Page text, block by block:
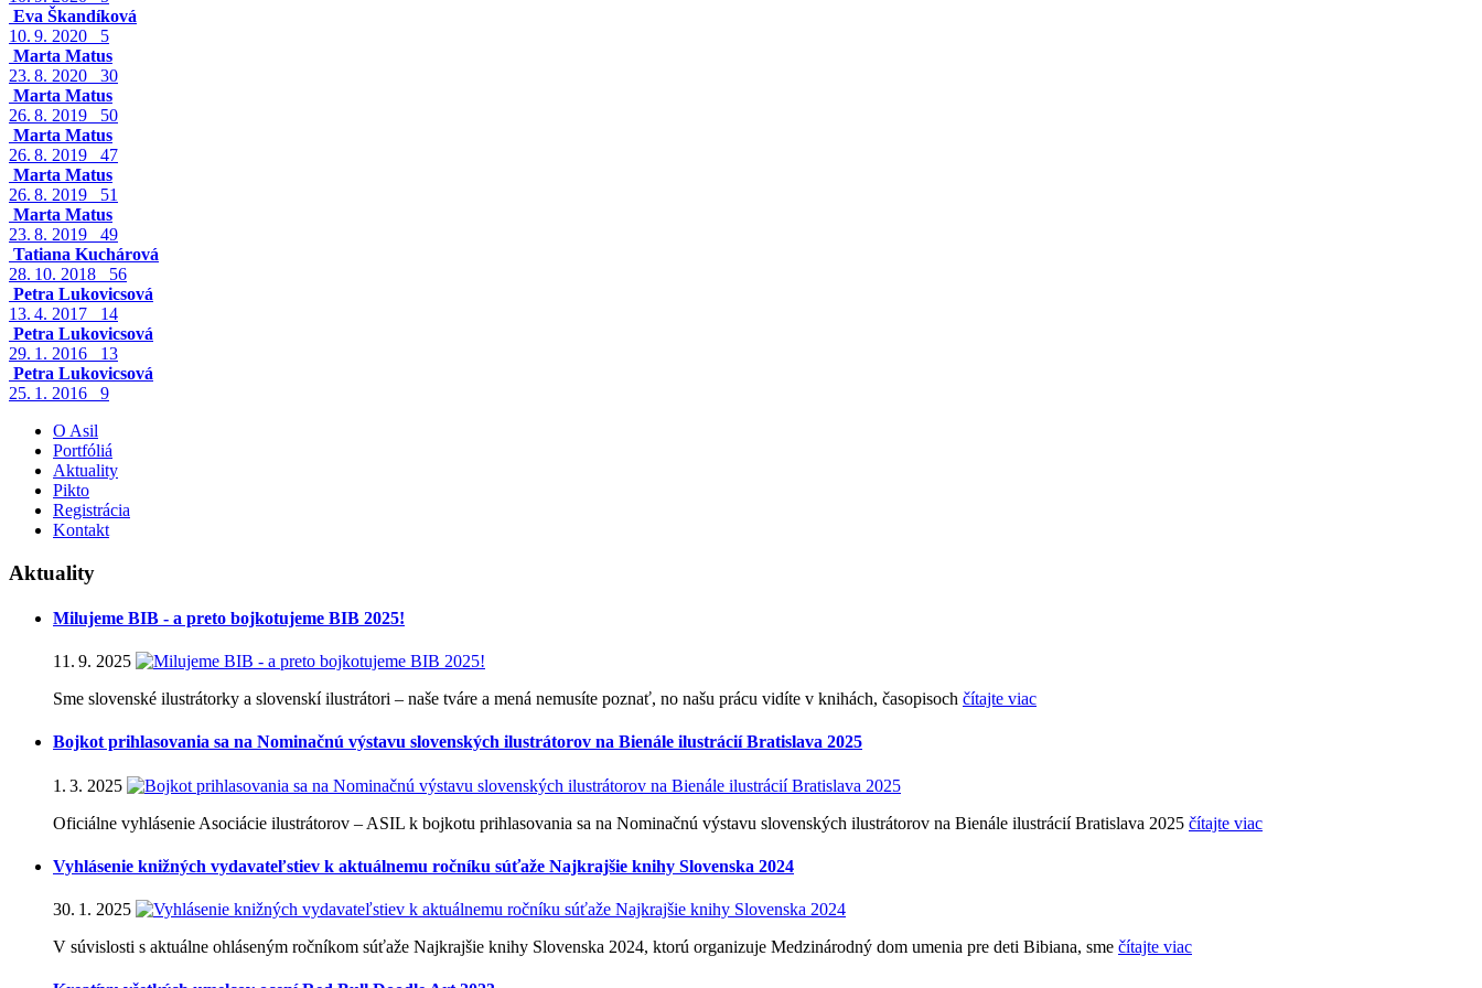
Eva Škandíková
10. 9. 2020
5
Marta Matus
23. 8. 2020
30
Marta Matus
26. 8. 2019
50
Marta Matus
26. 8. 2019
47
Marta Matus
26. 8. 2019
51
Marta Matus
23. 8. 2019
49
Tatiana Kuchárová
28. 10. 2018
56
Petra Lukovicsová
13. 4. 2017
14
Petra Lukovicsová
29. 1. 2016
13
Petra Lukovicsová
25. 1. 2016
9
O Asil
Portfóliá
Aktuality
Pikto
Registrácia
Kontakt
Aktuality
Milujeme BIB - a preto bojkotujeme BIB 2025!
11. 9. 2025
Sme slovenské ilustrátorky a slovenskí ilustrátori – naše tváre a mená nemusíte poznať, no našu prácu vidíte v knihách, časopisoch čítajte viac
Bojkot prihlasovania sa na Nominačnú výstavu slovenských ilustrátorov na Bienále ilustrácií Bratislava 2025
1. 3. 2025
Oficiálne vyhlásenie Asociácie ilustrátorov – ASIL k bojkotu prihlasovania sa na Nominačnú výstavu slovenských ilustrátorov na Bienále ilustrácií Bratislava 2025 čítajte viac
Vyhlásenie knižných vydavateľstiev k aktuálnemu ročníku súťaže Najkrajšie knihy Slovenska 2024
30. 1. 2025
V súvislosti s aktuálne ohláseným ročníkom súťaže Najkrajšie knihy Slovenska 2024, ktorú organizuje Medzinárodný dom umenia pre deti Bibiana, sme čítajte viac